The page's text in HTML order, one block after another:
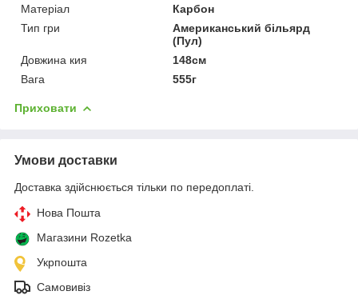
Матеріал
Карбон
Тип гри
Американський більярд
(Пул)
Довжина кия
148см
Вага
555г
Приховати
Умови доставки
Доставка здійснюється тільки по передоплаті.
Нова Пошта
Магазини Rozetka
Укрпошта
Самовивіз